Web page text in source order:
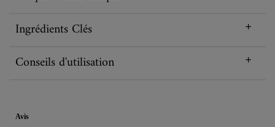
Ingrédients Clés
Conseils d'utilisation